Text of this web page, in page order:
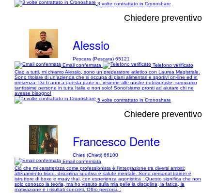
3 volte contrattato in Cronoshare
Chiedere preventivo
Alessio
Pescara (Pescara) 65121
Email confermata
Telefono verificato
Ciao a tutti, mi chiamo Alessio, sono un preparatore atletico con Laurea Magistrale.
Sono titolare di un'azienda che si occupa di piani alimentari e sportivi on-line ed in
presenza. Da 6 anni a questa parte io, insieme alle nostre nutrizioniste, seguiamo
tantissime persone in tutta Italia e non solo! Sono/siamo pronti ad aiutare chi ne
avesse bisogno!
5 volte contrattato in Cronoshare
Chiedere preventivo
Francesco Dente
Chieti (Chieti) 66100
Email confermata
Ciò che mi caratterizza come professionista è l'integrazione tra diversi ambiti:
allenamento fisico, disciplina sportiva e salute mentale. Sono personal trainer e
istruttore di boxe e muay thai, con esperienza agonistica . Questo significa che non
solo conosco la teoria, ma ho vissuto sulla mia pelle la disciplina, la fatica, la
motivazione e i risultati concreti. Offro percorsi...